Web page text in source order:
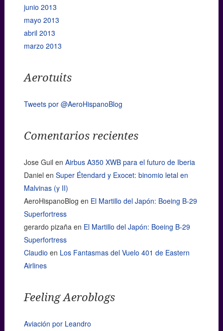
junio 2013
mayo 2013
abril 2013
marzo 2013
Aerotuits
Tweets por @AeroHispanoBlog
Comentarios recientes
Jose Guil en Airbus A350 XWB para el futuro de Iberia
Daniel en Super Étendard y Exocet: binomio letal en
Malvinas (y II)
AeroHispanoBlog en El Martillo del Japón: Boeing B-29
Superfortress
gerardo pizañaen El Martillo del Japón: Boeing B-29
Superfortress
Claudio en Los Fantasmas del Vuelo 401 de Eastern
Airlines
Feeling Aeroblogs
Aviación por Leandro